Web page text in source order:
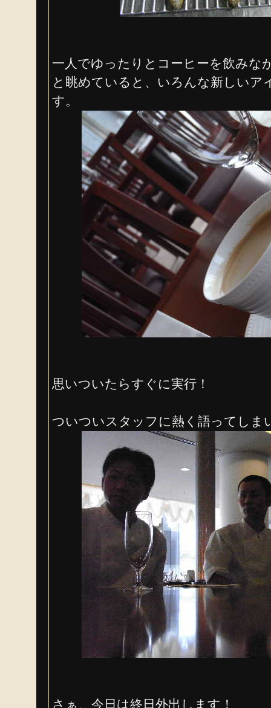
一人でゆったりとコーヒーを飲みな
と眺めていると、いろんな新しいア
す。
思いついたらすぐに実行！
ついついスタッフに熱く語ってしま
さぁ、今日は終日外出します！